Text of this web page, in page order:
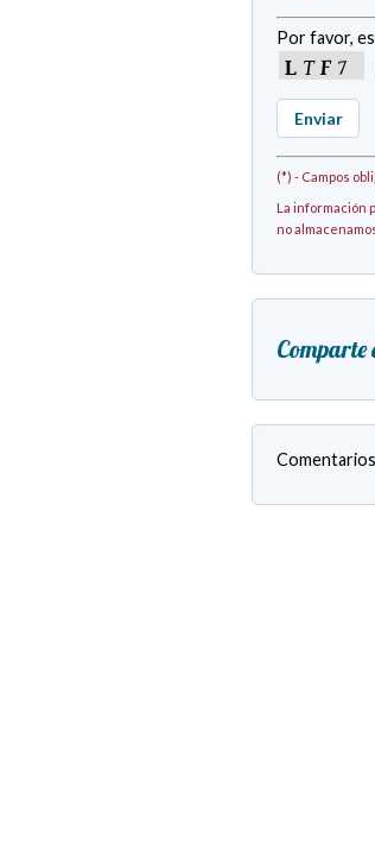
Por favor,
(*) - Campos
La información
no
Comparte